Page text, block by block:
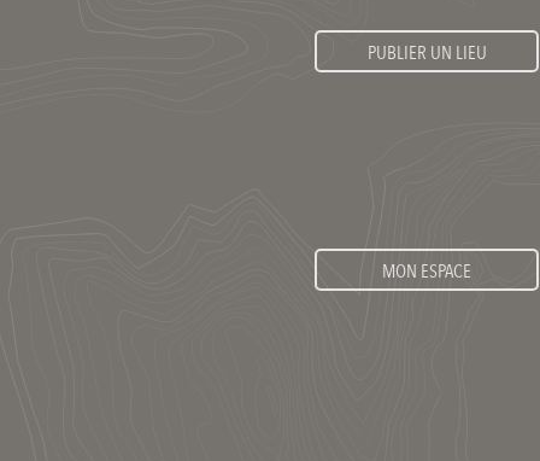
PUBLIER UN LIEU
MON ESPACE